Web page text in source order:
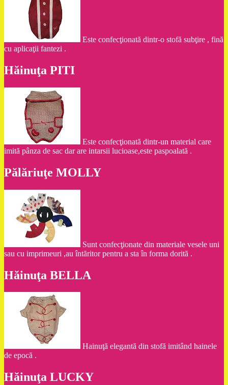
Este confecţionată dintr-o stofă subţire , fină
cu aplicaţii fantezi .
Hăinuţa PITI
Este confecţionată dintr-un material care
imită pânza de sac dar are intarsii lucioase,este paspoalată .
Pălăriuţe MOLLY
Sunt confecţionate din materiale vesele uni
sau cu imprimeuri ,au întăritor pentru a sta în forma dorită .
Hăinuţa BELLA
Hainuţă elegantă din stofă imitând hainele
de epocă .
Hăinuţa LUCKY